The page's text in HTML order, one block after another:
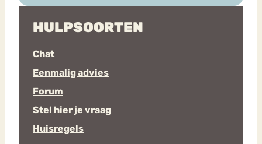
HULPSOORTEN
Chat
Eenmalig advies
Forum
Stel hier je vraag
Huisregels